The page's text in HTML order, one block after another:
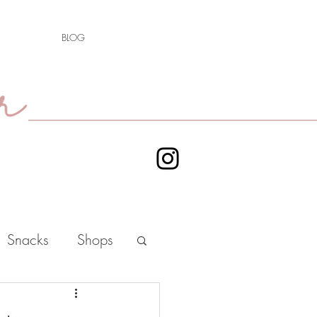
BLOG
Snacks Shops